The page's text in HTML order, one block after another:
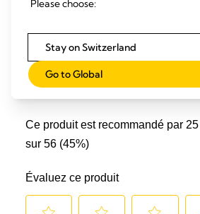
Please choose:
Stay on Switzerland
Go to Global